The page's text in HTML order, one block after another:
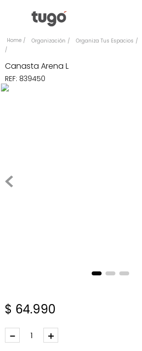
Organización Organiza Tus Espacios
Canasta Arena L
REF: 839450
$ 64.990
＋
－
Escritorio